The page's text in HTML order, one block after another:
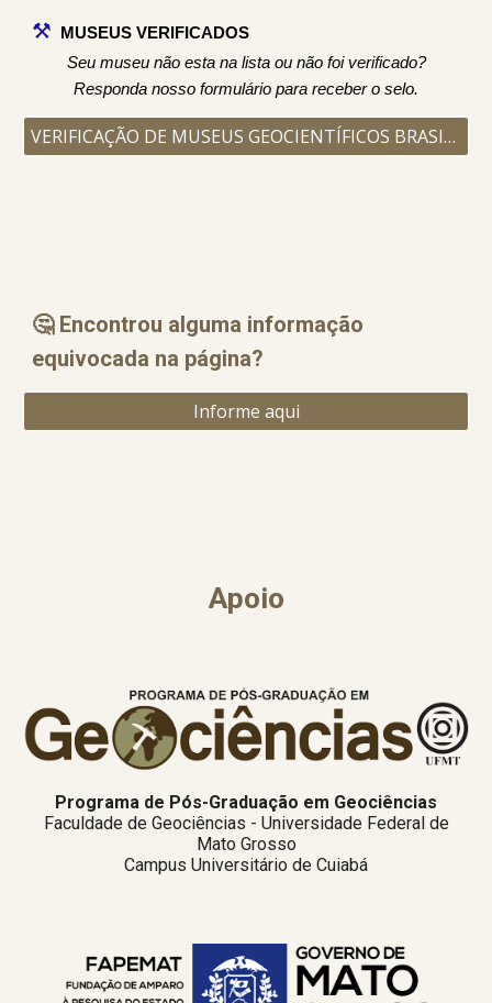
⚒️
MUSEUS VERIFICADOS
Seu museu não esta na lista ou não foi verificado?
Responda nosso formulário para receber o selo.
VERIFICAÇÃO DE MUSEUS GEOCIENTÍFICOS BRASILEIROS
🤔 Encontrou alguma informação
equivocada na página?
Informe aqui
Apoio
Programa de Pós-Graduação em Geociências
Faculdade de Geociências - Universidade Federal de
Mato Grosso
Campus Universitário de Cuiabá